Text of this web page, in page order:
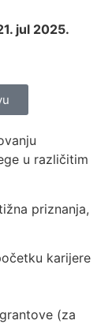
jul 2025.
u različitim
priznanja,
karijere
(za